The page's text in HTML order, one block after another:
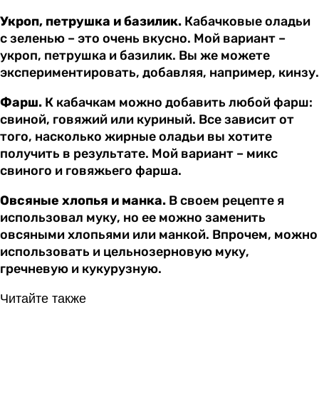
Укроп, петрушка и базилик. Кабачковые оладьи
с зеленью – это очень вкусно. Мой вариант –
укроп, петрушка и базилик. Вы же можете
экспериментировать, добавляя, например, кинзу.
Фарш. К кабачкам можно добавить любой фарш:
свиной, говяжий или куриный. Все зависит от
того, насколько жирные оладьи вы хотите
получить в результате. Мой вариант – микс
свиного и говяжьего фарша.
Овсяные хлопья и манка. В своем рецепте я
использовал муку, но ее можно заменить
овсяными хлопьями или манкой. Впрочем, можно
использовать и цельнозерновую муку,
гречневую и кукурузную.
Читайте также